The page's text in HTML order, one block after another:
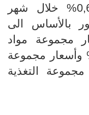
أوت بعد الارتفاع بنسبة 0,6% خلال شهر
بالأساس الى
مجموعة مواد
التعليم بنسبة 3,4% وأسعار مجموعة
وأسعار مجموعة التغذية